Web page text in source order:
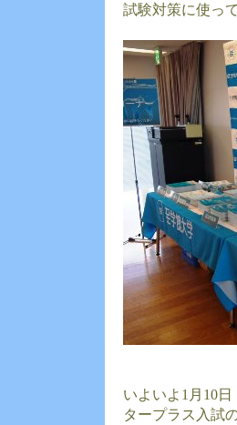
試験対策に使っ
いよいよ1月10
タープラス入試